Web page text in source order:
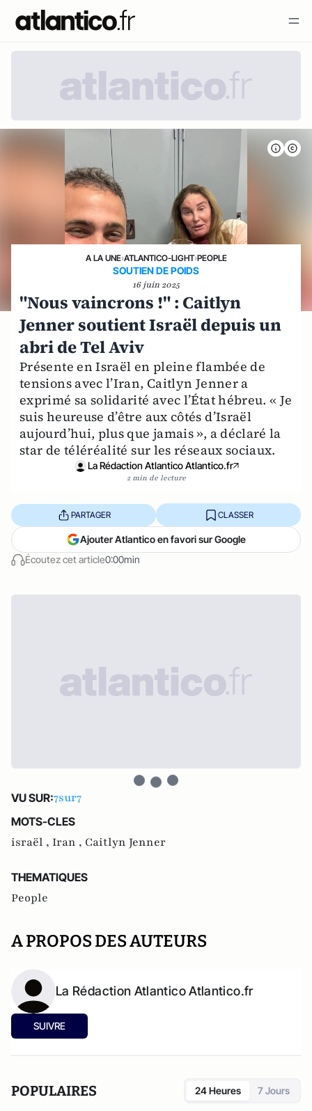
A LA UNE›ATLANTICO-LIGHT›PEOPLE
SOUTIEN DE POIDS
16 juin 2025
"Nous vaincrons !" : Caitlyn
Jenner soutient Israël depuis un
abri de Tel Aviv
Présente en Israël en pleine flambée de
tensions avec l’Iran, Caitlyn Jenner a
exprimé sa solidarité avec l’État hébreu. « Je
suis heureuse d’être aux côtés d’Israël
aujourd’hui, plus que jamais », a déclaré la
star de téléréalité sur les réseaux sociaux.
La Rédaction Atlantico Atlantico.fr
2 min de lecture
Écoutez cet article0:00min
PARTAGER CLASSER
Ajouter Atlantico en favori sur Google
VU SUR:7sur7
MOTS-CLES
israël , Iran , Caitlyn Jenner
THEMATIQUES
People
A PROPOS DES AUTEURS
La Rédaction Atlantico Atlantico.fr
SUIVRE
POPULAIRES 24 Heures 7 Jours